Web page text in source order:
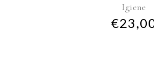
Igiene
€